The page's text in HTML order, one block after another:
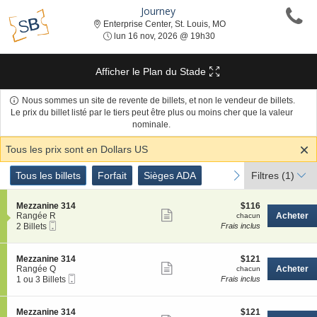
Journey
Enterprise Center, St. Louis, MOEnterprise Center, St.
lun 16 nov, 2026 @ 19h30lun 16 nov, 2026 @ 19h30
Afficher le Plan du Stade
Nous sommes un site de revente de billets, et non le vendeur de billets.
Le prix du billet listé par le tiers peut être plus ou moins cher que la valeur
nominale.
Tous les prix sont en Dollars US
Genre
de
previous
Tous les billets
Tous les billets Forfait
Forfait Sièges ADA
Sièges ADA next
Filtres (1)
S
e
c
i
o
n
M
e
z
a
Mezzanine 314
Rangée R
2
disponible
2 Billets
de
$116
chacun
$116
chacun
Frais inclus
Acheter
S
e
c
i
o
Mezzanine 314
Rangée Q
1
3
Billets
1 ou 3 Billets
de
$121
chacun
$121
chacun
Frais inclus
Acheter
SMezzanine 314
$121
$121